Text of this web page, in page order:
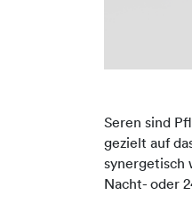
Seren sind
gezielt auf
synergetisch
Nacht- oder